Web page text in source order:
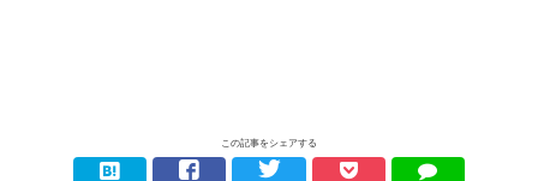
この記事をシェアする